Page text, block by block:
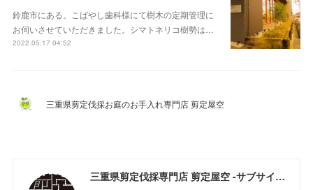
鈴鹿市にある。こばやし歯科様にて樹木の定期管理に
お伺いさせていただきました。シマトネリコ樹勢は…
2022.05.17 04:52
三重県剪定伐採お庭のお手入れ専門店 剪定屋空
三重県剪定伐採専門店 剪定屋空 -サブサイト-